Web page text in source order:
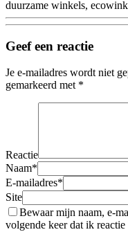
Geef een reactie
Je e-mailadres wordt niet
gemarkeerd met *
Reactie
Naam*
E-mailadres*
Site
Bewaar mijn naam, e-
volgende keer dat ik reactie